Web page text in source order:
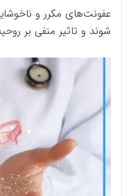
عفونت‌های مکرر و
شوند و تاثیر منفی بر